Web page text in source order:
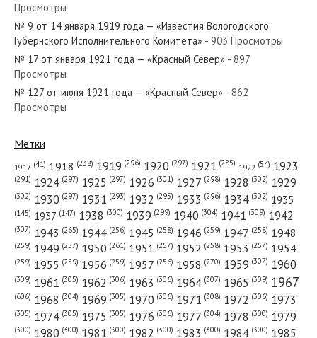
№ 184 от августа 1934 года — «Красный Север»
№ 9 от января 1977 года — «Красный Север»
№ 262 от ноября 1961 года — «Красный Север»
№ 271 от ноября 1938 года — «Красный Север»
Просмотры
№ 9 от 14 января 1919 года — «Известия Вологодского
Губернского Исполнительного Комитета» - 903 Просмотры
№ 17 от января 1921 года — «Красный Север» - 897
Просмотры
№ 127 от июня 1921 года — «Красный Север» - 862
Просмотры
Метки
1917 (41) 1918 (238) 1919 (296) 1920 (297) 1921 (285) 1922 (54) 1923
(291) 1924 (297) 1925 (297) 1926 (301) 1927 (298) 1928 (302) 1929
(302) 1930 (297) 1931 (293) 1932 (295) 1933 (296) 1934 (302) 1935
(145) 1937 (147) 1938 (300) 1939 (299) 1940 (304) 1941 (309) 1942
(307) 1943 (265) 1944 (256) 1945 (258) 1946 (259) 1947 (258) 1948
(259) 1949 (257) 1950 (261) 1951 (257) 1952 (258) 1953 (257) 1954
(259) 1955 (259) 1956 (259) 1957 (256) 1958 (270) 1959 (307) 1960
(309) 1961 (305) 1962 (306) 1963 (306) 1964 (307) 1965 (309) 1967
(606) 1968 (304) 1969 (305) 1970 (306) 1971 (308) 1972 (306) 1973
(305) 1974 (305) 1975 (305) 1976 (306) 1977 (304) 1978 (300) 1979
(300) 1980 (300) 1981 (300) 1982 (300) 1983 (300) 1984 (300) 1985